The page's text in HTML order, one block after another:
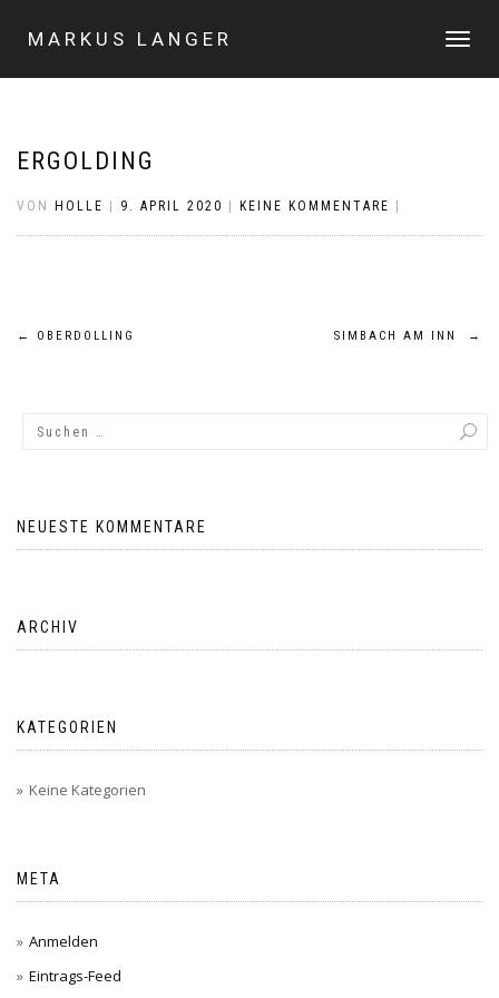
MARKUS LANGER
ERGOLDING
VON HOLLE 9. APRIL 2020 KEINE KOMMENTARE
Beitragsnavigation
← OBERDOLLING SIMBACH AM INN →
NEUESTE KOMMENTARE
ARCHIV
KATEGORIEN
Keine Kategorien
META
Anmelden
Eintrags-Feed